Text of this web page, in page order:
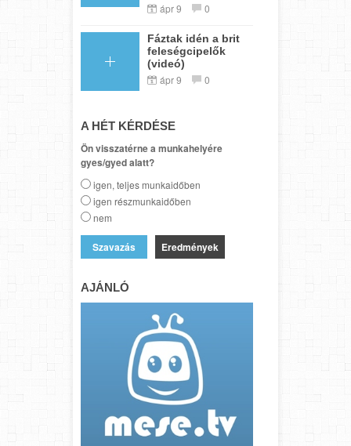
ápr 9 0
Fáztak idén a brit
feleségcipelők
(videó)
ápr 9 0
A HÉT KÉRDÉSE
Ön visszatérne a munkahelyére
gyes/gyed alatt?
igen, teljes munkaidőben
igen részmunkaidőben
nem
Eredmények
AJÁNLÓ